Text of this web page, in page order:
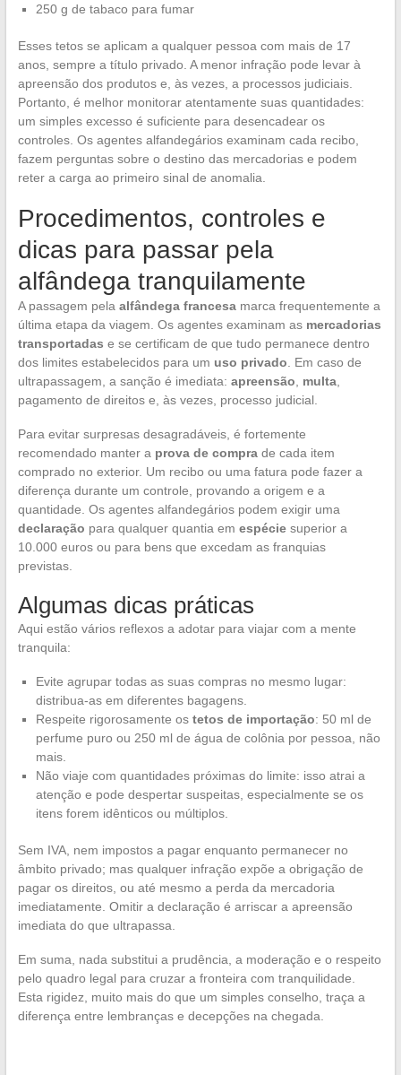
250 g de tabaco para fumar
Esses tetos se aplicam a qualquer pessoa com mais de 17
anos, sempre a título privado. A menor infração pode levar à
apreensão dos produtos e, às vezes, a processos judiciais.
Portanto, é melhor monitorar atentamente suas quantidades:
um simples excesso é suficiente para desencadear os
controles. Os agentes alfandegários examinam cada recibo,
fazem perguntas sobre o destino das mercadorias e podem
reter a carga ao primeiro sinal de anomalia.
Procedimentos, controles e
dicas para passar pela
alfândega tranquilamente
A passagem pela alfândega francesamarca frequentemente a
última etapa da viagem. Os agentes examinam as mercadorias
transportadas e se certificam de que tudo permanece dentro
dos limites estabelecidos para um uso privado . Em caso de
ultrapassagem, a sanção é imediata: apreensão multa,
pagamento de direitos e, às vezes, processo judicial.
Para evitar surpresas desagradáveis, é fortemente
recomendado manter a prova de comprade cada item
comprado no exterior. Um recibo ou uma fatura pode fazer a
diferença durante um controle, provando a origem e a
quantidade. Os agentes alfandegários podem exigir uma
declaração para qualquer quantia em espéciesuperior a
10.000 euros ou para bens que excedam as franquias
previstas.
Algumas dicas práticas
Aqui estão vários reflexos a adotar para viajar com a mente
tranquila:
Evite agrupar todas as suas compras no mesmo lugar:
distribua-as em diferentes bagagens.
Respeite rigorosamente os tetos de importação: 50 ml de
perfume puro ou 250 ml de água de colônia por pessoa, não
mais.
Não viaje com quantidades próximas do limite: isso atrai a
atenção e pode despertar suspeitas, especialmente se os
itens forem idênticos ou múltiplos.
Sem IVA, nem impostos a pagar enquanto permanecer no
âmbito privado; mas qualquer infração expõe a obrigação de
pagar os direitos, ou até mesmo a perda da mercadoria
imediatamente. Omitir a declaração é arriscar a apreensão
imediata do que ultrapassa.
Em suma, nada substitui a prudência, a moderação e o respeito
pelo quadro legal para cruzar a fronteira com tranquilidade.
Esta rigidez, muito mais do que um simples conselho, traça a
diferença entre lembranças e decepções na chegada.